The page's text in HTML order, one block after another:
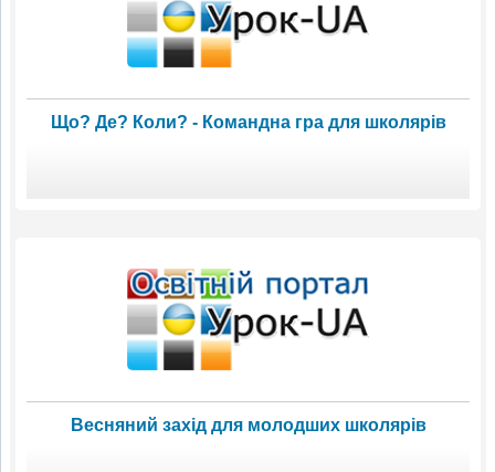
Що? Де? Коли? - Командна гра для школярів
Весняний захід для молодших школярів